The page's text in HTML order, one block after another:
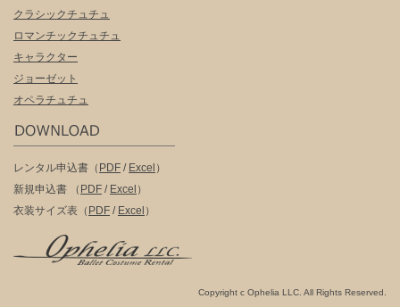
クラシックチュチュ
ロマンチックチュチュ
キャラクター
ジョーゼット
オペラチュチュ
レンタル申込書（ PDF / Excel ）
新規申込書 （ PDF / Excel ）
衣装サイズ表（ PDF / Excel ）
Copyright c Ophelia LLC. All Rights Reserved.